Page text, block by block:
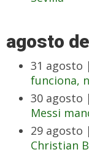
agosto
31 agosto |
funciona,
30 agosto |
Messi
29 agosto |
Christian